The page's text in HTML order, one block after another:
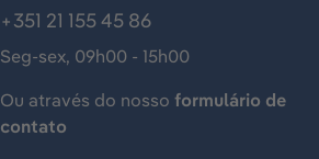
+351 21 155 45 86
Seg-sex, 09h00 - 15h00
Ou através do nosso formulário de
contato